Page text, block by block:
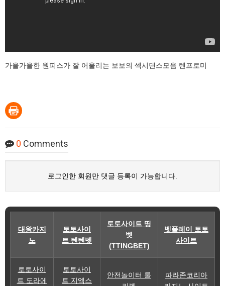
가을가을한 원피스가 잘 어울리는 보보의 섹시댄스모음 텐프로미
0 Comments
로그인한 회원만 댓글 등록이 가능합니다.
대왕카지
노
토토사이
트 텐텐벳
토토사이트 띵
벳
(TTINGBET)
벳플레이 토토
사이트
토토사이
트 도라에
토토사이
트 지엑스
안전놀이터 룰
파라존코리아